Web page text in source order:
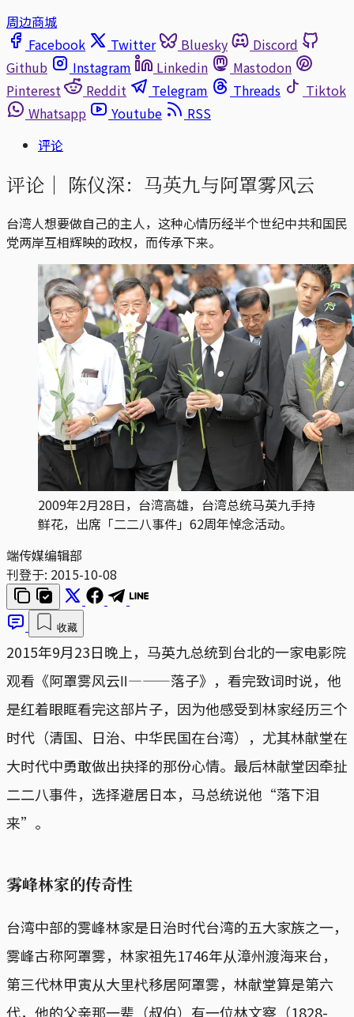
周边商城
Facebook
Twitter Bluesky
Discord
Github
Instagram Linkedin
Mastodon
Pinterest
Reddit Telegram Threads
Tiktok
Whatsapp
Youtube
RSS
评论
评论｜ 陈仪深：马英九与阿罩雾风云
台湾人想要做自己的主人，这种心情历经半个世纪中共和国民
党两岸互相辉映的政权，而传承下来。
2009年2月28日，台湾高雄，台湾总统马英九手持
鲜花，出席「二二八事件」62周年悼念活动。
端传媒编辑部
刊登于: 2015-10-08
收藏
2015年9月23日晚上，马英九总统到台北的一家电影院
观看《阿罩雾风云Ⅱ―——落子》，看完致词时说，他
是红着眼眶看完这部片子，因为他感受到林家经历三个
时代（清国、日治、中华民国在台湾），尤其林献堂在
大时代中勇敢做出抉择的那份心情。最后林献堂因牵扯
二二八事件，选择避居日本，马总统说他“落下泪
来”。
雾峰林家的传奇性
台湾中部的雾峰林家是日治时代台湾的五大家族之一，
雾峰古称阿罩雾，林家祖先1746年从漳州渡海来台，
第三代林甲寅从大里杙移居阿罩雾，林献堂算是第六
代，他的父亲那一辈（叔伯）有一位林文察（1828-